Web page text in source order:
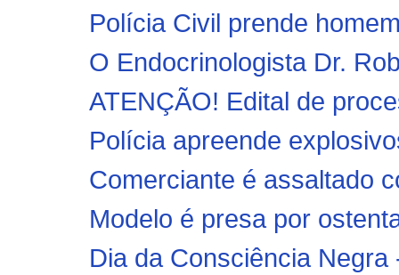
Polícia Civil prende
O Endocrinologista Dr.
ATENÇÃO! Edital de
Polícia apreende
Comerciante é assaltado
Modelo é presa por
Dia da Consciência Negra